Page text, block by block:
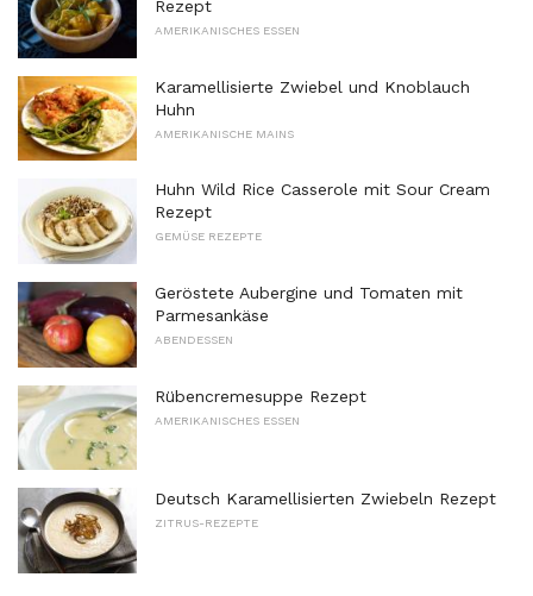
Rezept
AMERIKANISCHES ESSEN
Karamellisierte Zwiebel und Knoblauch
Huhn
AMERIKANISCHE MAINS
Huhn Wild Rice Casserole mit Sour Cream
Rezept
GEMÜSE REZEPTE
Geröstete Aubergine und Tomaten mit
Parmesankäse
ABENDESSEN
Rübencremesuppe Rezept
AMERIKANISCHES ESSEN
Deutsch Karamellisierten Zwiebeln Rezept
ZITRUS-REZEPTE